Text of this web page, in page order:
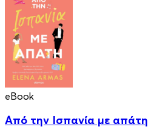
eBook
Από την Ισπανία με απάτη